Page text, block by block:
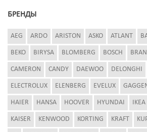
БРЕНДЫ
AEG ARDO ARISTON ASKO ATLANT
BEKO BIRYSA BLOMBERG BOSCH
CAMERON CANDY DAEWOO DELONGHI
ELECTROLUX ELENBERG EVELUX
HAIER HANSA HOOVER HYUNDAI IKEA
KAISER KENWOOD KORTING KRAFT